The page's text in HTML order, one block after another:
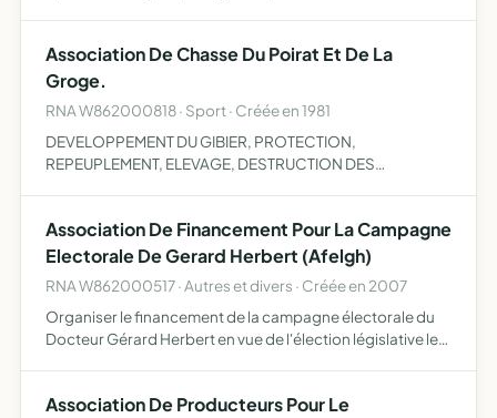
Association De Chasse Du Poirat Et De La
Groge.
RNA W862000818 · Sport · Créée en 1981
DEVELOPPEMENT DU GIBIER, PROTECTION,
REPEUPLEMENT, ELEVAGE, DESTRUCTION DES
Association De Financement Pour La Campagne
Electorale De Gerard Herbert (Afelgh)
RNA W862000517 · Autres et divers · Créée en 2007
Organiser le financement de la campagne électorale du
Docteur Gérard Herbert en vue de l'élection législative les
Association De Producteurs Pour Le